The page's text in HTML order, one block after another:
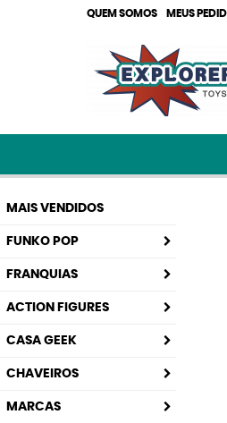
QUEM SOMOS MEUS
MAIS VENDIDOS
FUNKO POP
FRANQUIAS
ACTION FIGURES
CASA GEEK
CHAVEIROS
MARCAS